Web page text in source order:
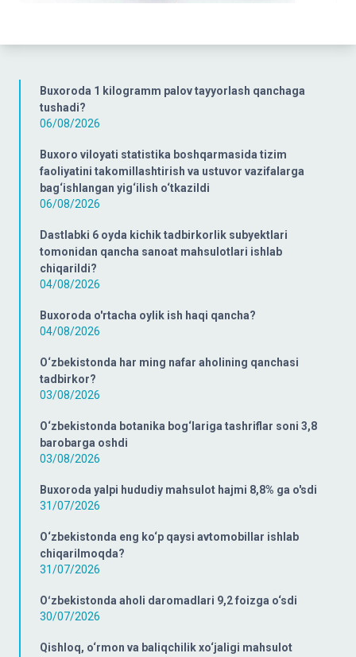
Buxoroda 1 kilogramm palov tayyorlash qanchaga
tushadi?
06/08/2026
Buxoro viloyati statistika boshqarmasida tizim
faoliyatini takomillashtirish va ustuvor vazifalarga
bag‘ishlangan yig‘ilish o‘tkazildi
06/08/2026
Dastlabki 6 oyda kichik tadbirkorlik subyektlari
tomonidan qancha sanoat mahsulotlari ishlab
chiqarildi?
04/08/2026
Buxoroda o'rtacha oylik ish haqi qancha?
04/08/2026
O‘zbekistonda har ming nafar aholining qanchasi
tadbirkor?
03/08/2026
O‘zbekistonda botanika bog‘lariga tashriflar soni 3,8
barobarga oshdi
03/08/2026
Buxoroda yalpi hududiy mahsulot hajmi 8,8% ga o'sdi
31/07/2026
O‘zbekistonda eng ko‘p qaysi avtomobillar ishlab
chiqarilmoqda?
31/07/2026
Oʻzbekistonda aholi daromadlari 9,2 foizga o‘sdi
30/07/2026
Qishloq, o‘rmon va baliqchilik xo‘jaligi mahsulot